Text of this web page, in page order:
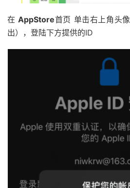
在AppStore首页 单击右上角头
出），登陆下方提供的ID